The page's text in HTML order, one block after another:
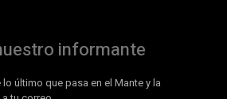
informante
último que pasa en el Mante y la